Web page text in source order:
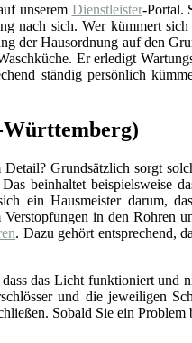
unserem Dienstleister-Portal.
sich. Wer kümmert
der Hausordnung auf den
Er erledigt
ständig persönlich
Württemberg)
Grundsätzlich sorgt
beinhaltet beispielsweise
ein Hausmeister darum,
in den Rohren
. Dazu gehört entsprechend,
das Licht funktioniert und
und die jeweiligen
Sobald Sie ein